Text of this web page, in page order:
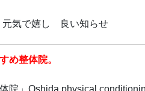
気で嬉し 良い知らせ
め整体院。